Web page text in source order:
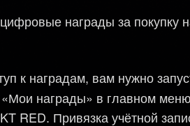
награды за покупку
к наградам, вам нужно
награды» в главном
RED. Привязка учётной